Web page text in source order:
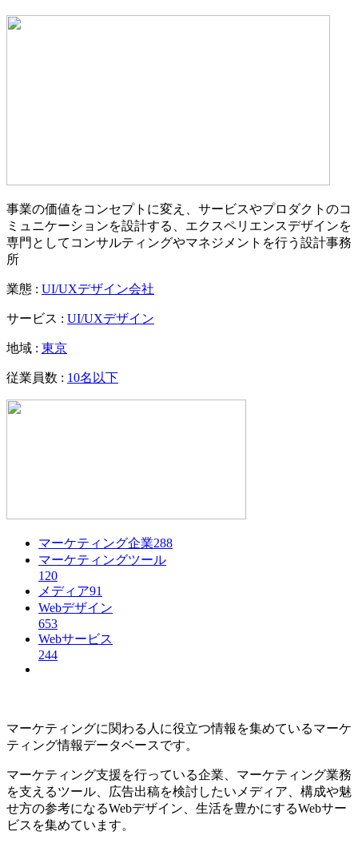
事業の価値をコンセプトに変え、サービスやプロダクトのコ
ミュニケーションを設計する、エクスペリエンスデザインを
専門としてコンサルティングやマネジメントを行う設計事務
所
業態 : UI/UXデザイン会社
サービス : UI/UXデザイン
地域 : 東京
従業員数 : 10名以下
マーケティング企業288
マーケティングツール
120
メディア91
Webデザイン
653
Webサービス
244
マーケティングに関わる人に役立つ情報を集めているマーケ
ティング情報データベースです。
マーケティング支援を行っている企業、マーケティング業務
を支えるツール、広告出稿を検討したいメディア、構成や魅
せ方の参考になるWebデザイン、生活を豊かにするWebサー
ビスを集めています。